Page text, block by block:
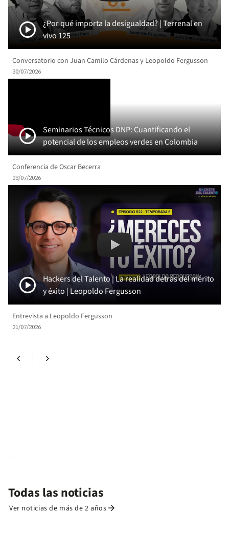
play_circle ¿Por qué importa la desigualdad? | Terrenal en
vivo 125
Conversatorio con Juan Camilo Cárdenas y Leopoldo Fergusson
30/07/2026
Remote video URL
play_circle Seminarios Técnicos DNP: Cuantificando el
potencial de los empleos verdes en Colombia
Conferencia de Oscar Becerra
23/07/2026
Remote video URL
La realidad detrás del mérito y
play_circle Hackers del Talento | La realidad detrás del mérito
y éxito | Leopoldo Fergusson
Entrevista a Leopoldo Fergusson
21/07/2026
chevron_left chevron_right
Todas las noticias
Ver noticias de más de 2 años arrow_forward